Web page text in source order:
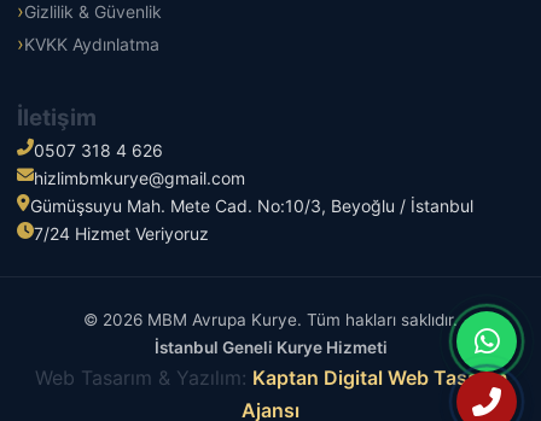
Gizlilik & Güvenlik
KVKK Aydınlatma
İletişim
0507 318 4 626
hizlimbmkurye@gmail.com
Gümüşsuyu Mah. Mete Cad. No:10/3, Beyoğlu / İstanbul
7/24 Hizmet Veriyoruz
© 2026 MBM Avrupa Kurye. Tüm hakları saklıdır.
İstanbul Geneli Kurye Hizmeti
Web Tasarım & Yazılım: Kaptan Digital Web Tasarım
Ajansı